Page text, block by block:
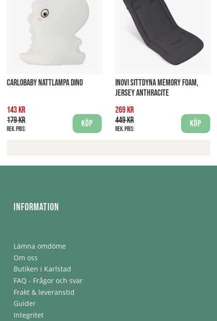
CARLOBABY NATTLAMPA DINO
143 kr
179 kr
Rek. pris:
Köp
INOVI SITTDYNA MEMORY FOAM,
JERSEY ANTHRACITE
269 kr
449 kr
Rek. pris:
Köp
Information
Lämna omdöme
Om oss
Butiken i Karlstad
FAQ - Frågor och svar
Frakt & leveranstid
Guider
Integritet